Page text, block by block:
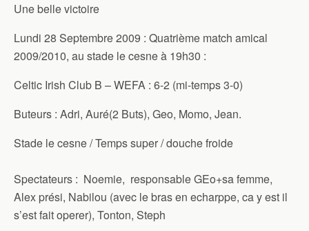
Une belle victoire
Lundi 28 Septembre 2009 : Quatrième match amical
2009/2010, au stade le cesne à 19h30 :
Celtic Irish Club B – WEFA : 6-2 (mi-temps 3-0)
Buteurs : Adri, Auré(2 Buts), Geo, Momo, Jean.
Stade le cesne / Temps super / douche froide
Spectateurs : Noemie, responsable GEo+sa femme,
Alex prési, Nabilou (avec le bras en echarppe, ca y est il
s’est fait operer), Tonton, Steph